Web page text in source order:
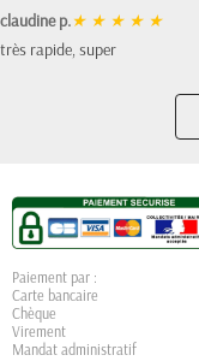
claudine p.★ ★ ★ ★ ★
très rapide, super
Paiement par :
Carte bancaire
Chèque
Virement
Mandat administratif